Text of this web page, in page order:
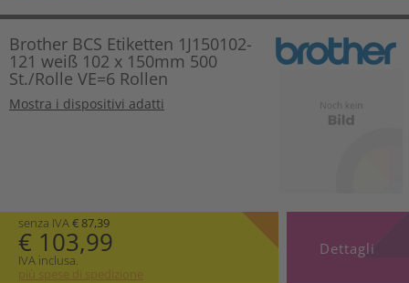
Brother BCS Etiketten 1J150102-
121 weiß 102 x 150mm 500
St./Rolle VE=6 Rollen
Mostra i dispositivi adatti
senza IVA€ 87,39
€ 103,99
IVA inclusa.
più spese di spedizione
Dettagli